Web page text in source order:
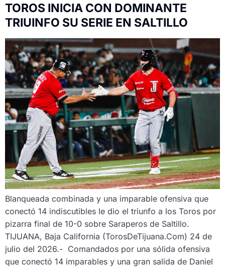
TOROS INICIA CON DOMINANTE
TRIUINFO SU SERIE EN SALTILLO
Blanqueada combinada y una imparable ofensiva que
conectó 14 indiscutibles le dio el triunfo a los Toros por
pizarra final de 10-0 sobre Saraperos de Saltillo.
TIJUANA, Baja California (TorosDeTijuana.Com) 24 de
julio del 2026.- Comandados por una sólida ofensiva
que conectó 14 imparables y una gran salida de Daniel